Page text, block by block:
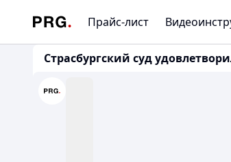
Прайс-лист
Страсбургский суд